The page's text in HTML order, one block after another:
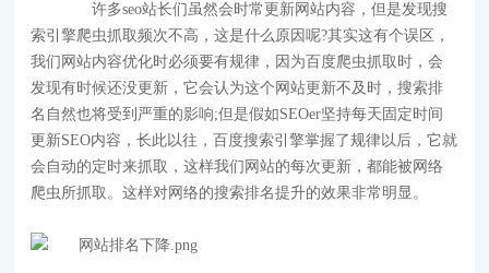
许多seo站长们虽然会时常更新网站内容，但是发现搜
索引擎爬虫抓取频次不高，这是什么原因呢?其实这有个误区，
我们网站内容优化时必须要有规律，因为百度爬虫抓取时，会
发现有时候还没更新，它会认为这个网站更新不及时，搜索排
名自然也将受到严重的影响;但是假如SEOer坚持每天固定时间
更新SEO内容，长此以往，百度搜索引擎掌握了规律以后，它就
会自动的定时来抓取，这样我们网站的每次更新，都能被网络
爬虫所抓取。这样对网络的搜索排名提升的效果非常明显。